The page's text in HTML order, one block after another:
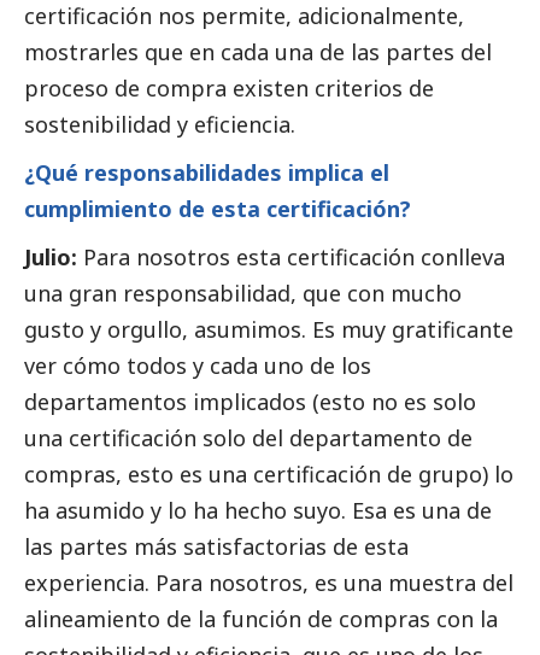
certificación nos permite, adicionalmente,
mostrarles que en cada una de las partes del
proceso de compra existen criterios de
sostenibilidad y eficiencia.
¿Qué responsabilidades implica el
cumplimiento de esta certificación?
Julio: Para nosotros esta certificación conlleva
una gran responsabilidad, que con mucho
gusto y orgullo, asumimos. Es muy gratificante
ver cómo todos y cada uno de los
departamentos implicados (esto no es solo
una certificación solo del departamento de
compras, esto es una certificación de grupo) lo
ha asumido y lo ha hecho suyo. Esa es una de
las partes más satisfactorias de esta
experiencia. Para nosotros, es una muestra del
alineamiento de la función de compras con la